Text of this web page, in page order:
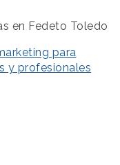
en Fedeto Toledo
para
y profesionales